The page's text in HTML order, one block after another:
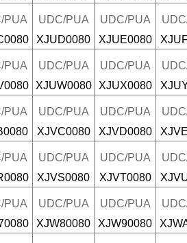
PUA
UDC/PUA
XJUD0080
UDC/PUA
XJUE0080
PUA
UDC/PUA
XJUW0080
UDC/PUA
XJUX0080
PUA
UDC/PUA
XJVC0080
UDC/PUA
XJVD0080
PUA
UDC/PUA
XJVS0080
UDC/PUA
XJVT0080
PUA
UDC/PUA
XJW80080
UDC/PUA
XJW90080